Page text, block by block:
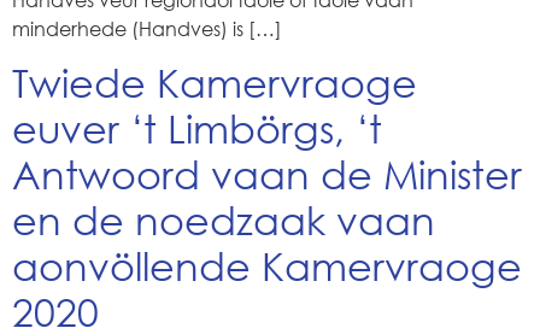
minderhede (Handves) is […]
Twiede Kamervraoge
euver ‘t Limbörgs, ‘t
Antwoord vaan de Minister
en de noedzaak vaan
aonvöllende Kamervraoge
2020